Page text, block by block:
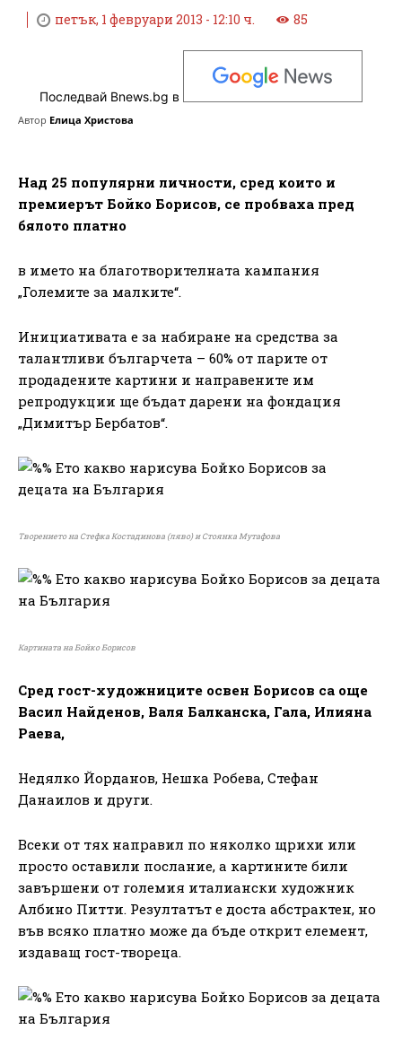
петък, 1 февруари 2013 - 12:10 ч. 85
Последвай Bnews.bg в
Автор Елица Христова
Над 25 популярни личности, сред които и
премиерът Бойко Борисов, се пробваха пред
бялото платно
в името на благотворителната кампания
„Големите за малките“.
Инициативата е за набиране на средства за
талантливи българчета – 60% от парите от
продадените картини и направените им
репродукции ще бъдат дарени на фондация
„Димитър Бербатов“.
Творението на Стефка Костадинова (ляво) и Стоянка Мутафова
Картината на Бойко Борисов
Сред гост-художниците освен Борисов са още
Васил Найденов, Валя Балканска, Гала, Илияна
Раева,
Недялко Йорданов, Нешка Робева, Стефан
Данаилов и други.
Всеки от тях направил по няколко щрихи или
просто оставили послание, а картините били
завършени от големия италиански художник
Албино Питти. Резултатът е доста абстрактен, но
във всяко платно може да бъде открит елемент,
издаващ гост-твореца.